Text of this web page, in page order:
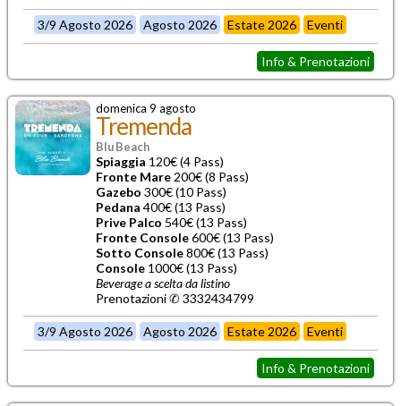
3/9 Agosto 2026 Agosto 2026 Estate 2026 Eventi
Info & Prenotazioni
domenica 9 agosto
Tremenda
Blu Beach
Spiaggia 120€ (4 Pass)
Fronte Mare 200€ (8 Pass)
Gazebo 300€ (10 Pass)
Pedana 400€ (13 Pass)
Prive Palco 540€ (13 Pass)
Fronte Console600€ (13 Pass)
Sotto Console800€ (13 Pass)
Console 1000€ (13 Pass)
Beverage a scelta da listino
Prenotazioni ✆ 3332434799
3/9 Agosto 2026 Agosto 2026 Estate 2026 Eventi
Info & Prenotazioni